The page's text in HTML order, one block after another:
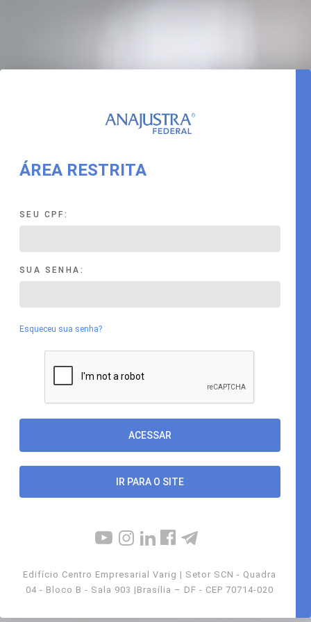
ÁREA RESTRITA
SEU CPF:
SUA SENHA:
Esqueceu sua senha?
IR PARA O SITE
Edifício Centro Empresarial Varig | Setor SCN - Quadra
04 - Bloco B - Sala 903 |Brasília – DF - CEP 70714-020